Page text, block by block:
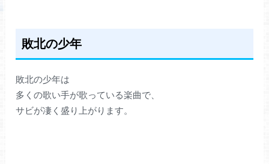
敗北の少年
敗北の少年は
多くの歌い手が歌っている楽曲で、
サビが凄く盛り上がります。